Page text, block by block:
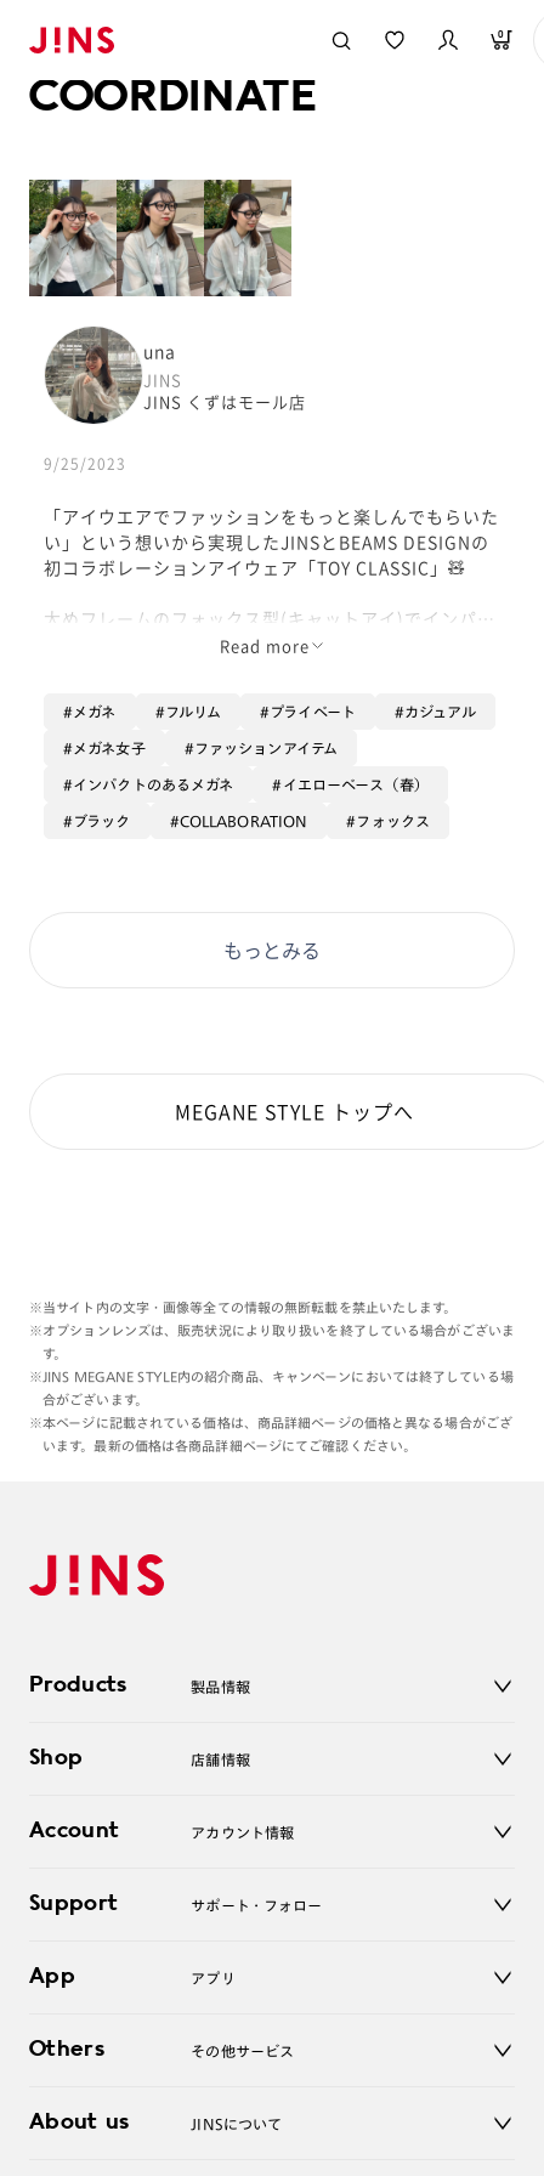
0
COORDINATE
una
JINS
JINS くずはモール店
9/25/2023
「アイウエアでファッションをもっと楽しんでもらいた
い」という想いから実現したJINSとBEAMS DESIGNの
初コラボレーションアイウェア「TOY CLASSIC」🧸
太めフレームのフォックス型(キャットアイ)でインパク
ファッションアイテムとしてもとてもおすすめです👓
Read more
メガネ フルリム プライベート カジュアル
メガネ女子 ファッションアイテム
インパクトのあるメガネ イエローベース（春）
ブラック COLLABORATION フォックス
もっとみる
MEGANE STYLE トップへ
※当サイト内の文字・画像等全ての情報の無断転載を禁止いたします。
※オプションレンズは、販売状況により取り扱いを終了している場合がございま
す。
※JINS MEGANE STYLE内の紹介商品、キャンペーンにおいては終了している場
合がございます。
※本ページに記載されている価格は、商品詳細ページの価格と異なる場合がござ
います。最新の価格は各商品詳細ページにてご確認ください。
Products 製品情報
サングラス
コンタクトレンズ
アクセサリー
Shop 店舗情報
オンラインショップ
Account アカウント情報
ログアウト
Support サポート・フォロー
よくあるご質問
お問い合わせ
App アプリ
Others その他サービス
レンズ交換
About us JINSについて